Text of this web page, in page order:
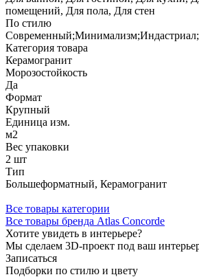
помещений, Для пола, Для стен
По стилю
Категория товара
Керамогранит
Морозостойкость
Да
Формат
Крупный
Единица изм.
м2
Вес упаковки
2 шт
Тип
Большеформатный, Керамогранит
Все товары категории
Все товары бренда Atlas Concorde
Хотите увидеть в интерьере?
Мы сделаем 3D-проект под ваш
Записаться
Подборки по стилю и цвету